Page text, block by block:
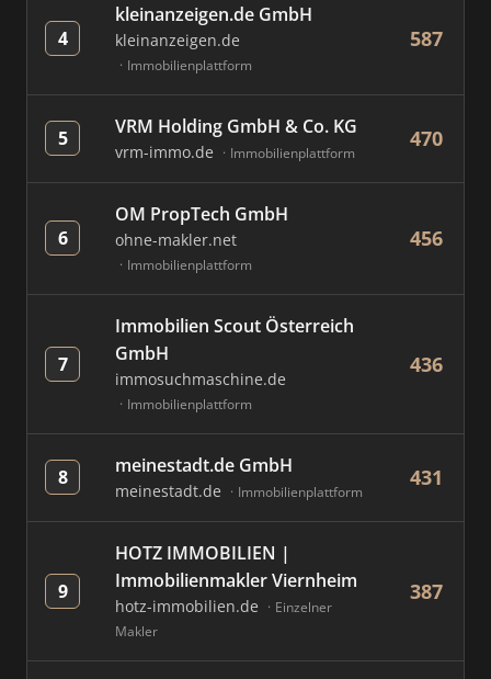
4
kleinanzeigen.de GmbH
kleinanzeigen.de
Immobilienplattform
587
5 VRM Holding GmbH & Co. KG
vrm-immo.de Immobilienplattform
470
6
OM PropTech GmbH
ohne-makler.net
Immobilienplattform
456
7
Immobilien Scout Österreich
GmbH
immosuchmaschine.de
Immobilienplattform
436
8 meinestadt.de GmbH
meinestadt.de Immobilienplattform
431
9
HOTZ IMMOBILIEN |
Immobilienmakler Viernheim
hotz-immobilien.de
Einzelner
Makler
387